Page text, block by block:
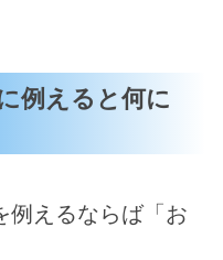
例えると何に
例えるならば「お